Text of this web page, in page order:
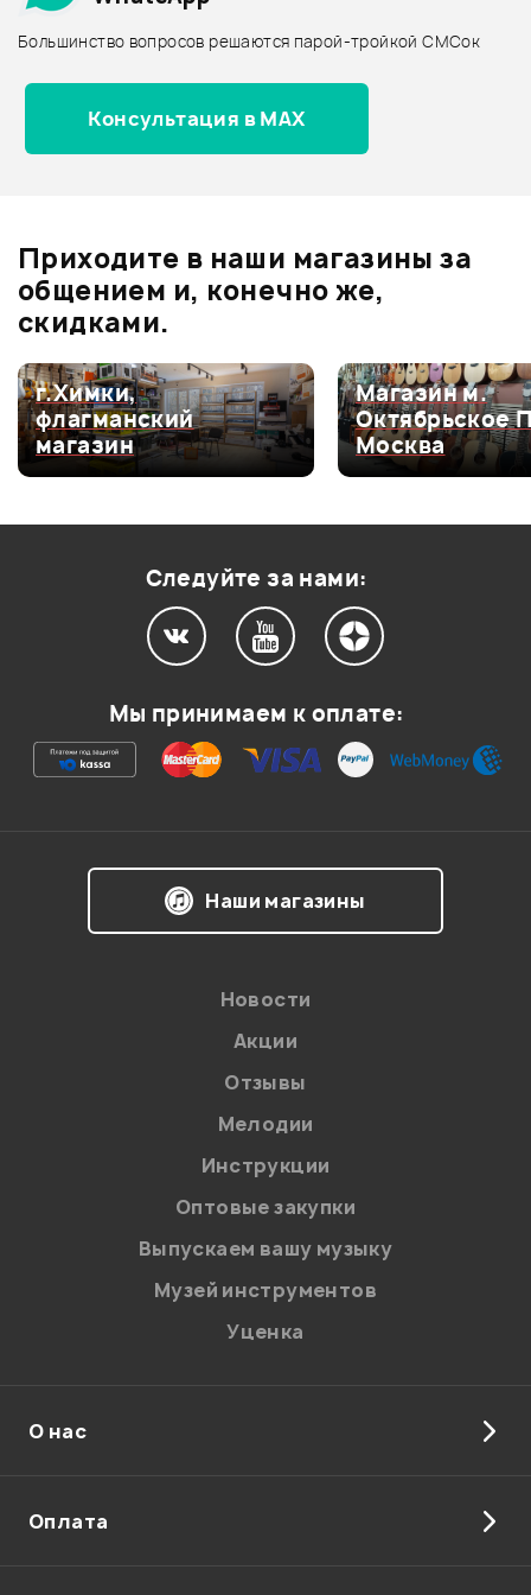
0.0
Оценка5
0
Оценка4
0
Оценка3
0
Архив товаров - дороже
Все товары ALTO
Архив товаров - новинки
Ваша оценка:
на обработку персональных данных в
Политикой в отношении обработки
персональных данных.
Введите проверочное число:
Отправить
Большинство вопросов решаются парой-тройкой СМСок
Консультация в MAX
Приходите в наши магазины за
общением и, конечно же,
скидками.
г.Химки,
флагманский
магазин
Магазин м.
Октябрьское
Москва
Следуйте за нами:
Мы принимаем к оплате:
Наши магазины
Новости
Акции
Отзывы
Мелодии
Инструкции
Оптовые закупки
Выпускаем вашу музыку
Музей инструментов
Уценка
О нас
Оплата